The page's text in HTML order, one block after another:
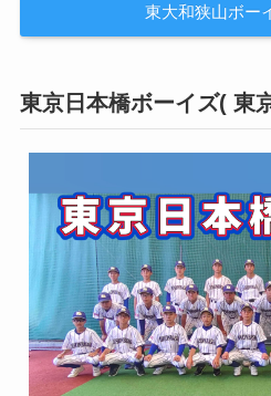
東大和狭山ボー
東京日本橋ボーイズ( 東